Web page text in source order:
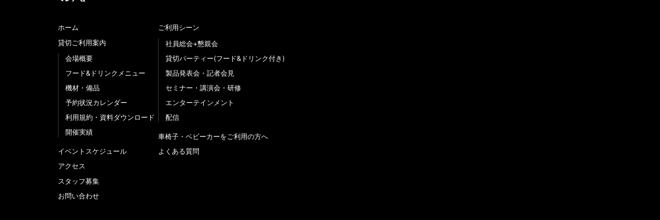
ホーム
貸切ご利用案内
会場概要
フード&ドリンクメニュー
機材・備品
予約状況カレンダー
利用規約・資料ダウンロード
開催実績
イベントスケジュール
アクセス
スタッフ募集
お問い合わせ
ご利用シーン
社員総会+懇親会
貸切パーティー(フード&ドリンク付き)
製品発表会・記者会見
セミナー・講演会・研修
エンターテインメント
配信
車椅子・ベビーカーをご利用の方へ
よくある質問